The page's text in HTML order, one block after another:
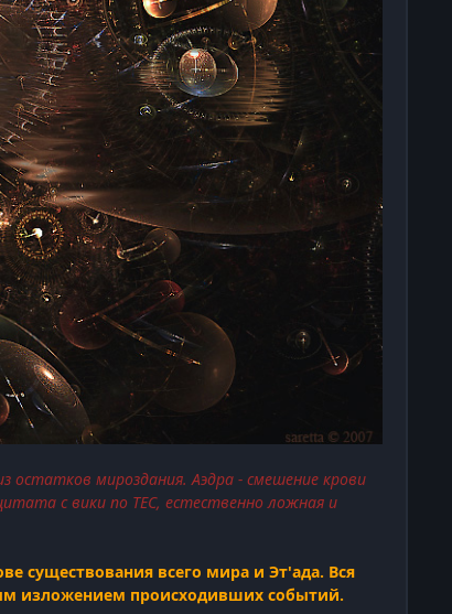
остатков мироздания. Аэдра - смешение крови
с вики по ТЕС, естественно ложная и
существования всего мира и Эт'ада. Вся
изложением происходивших событий.